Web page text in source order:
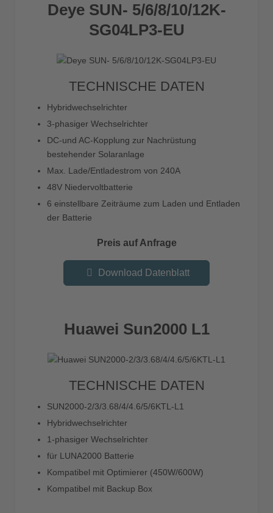
Deye SUN- 5/6/8/10/12K-
SG04LP3-EU
TECHNISCHE DATEN
Hybridwechselrichter
3-phasiger Wechselrichter
DC-und AC-Kopplung zur Nachrüstung
bestehender Solaranlage
Max. Lade/Entladestrom von 240A
48V Niedervoltbatterie
6 einstellbare Zeiträume zum Laden und Entladen
der Batterie
Preis auf Anfrage
Download Datenblatt
Huawei Sun2000 L1
TECHNISCHE DATEN
SUN2000-2/3/3.68/4/4.6/5/6KTL-L1
Hybridwechselrichter
1-phasiger Wechselrichter
für LUNA2000 Batterie
Kompatibel mit Optimierer (450W/600W)
Kompatibel mit Backup Box